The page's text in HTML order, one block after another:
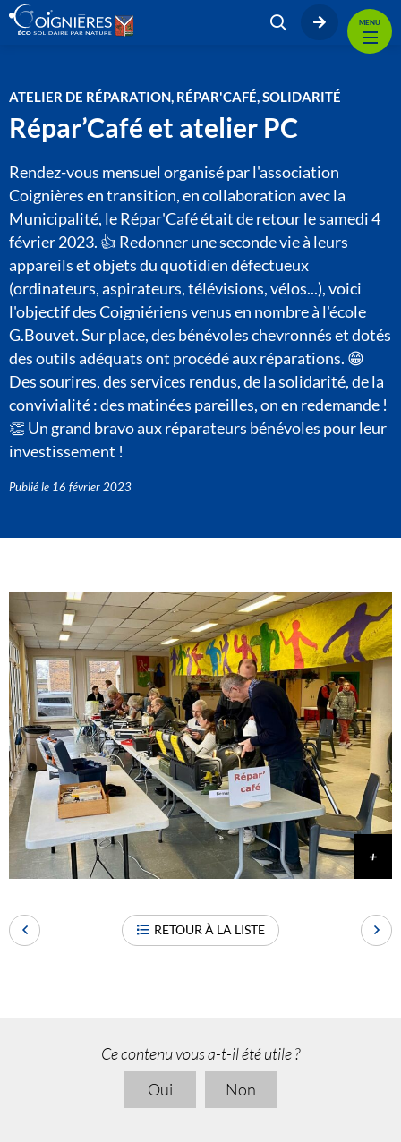
MENU
ATELIER DE RÉPARATION, RÉPAR'CAFÉ, SOLIDARITÉ
Répar’Café et atelier PC
Rendez-vous mensuel organisé par l'association
Coignières en transition, en collaboration avec la
Municipalité, le Répar'Café était de retour le samedi 4
février 2023. 👍 Redonner une seconde vie à leurs
appareils et objets du quotidien défectueux
(ordinateurs, aspirateurs, télévisions, vélos...), voici
l'objectif des Coigniériens venus en nombre à l'école
G.Bouvet. Sur place, des bénévoles chevronnés et dotés
des outils adéquats ont procédé aux réparations. 😁
Des sourires, des services rendus, de la solidarité, de la
convivialité : des matinées pareilles, on en redemande !
👏 Un grand bravo aux réparateurs bénévoles pour leur
investissement !
Publié le 16 février 2023
RETOUR À LA LISTE
Ce contenu vous a-t-il été utile ?
Oui
Non